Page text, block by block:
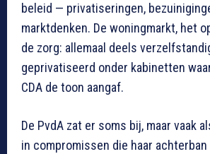
beleid — privatiseringen,
marktdenken. De woningmarkt, het
de zorg: allemaal deels
geprivatiseerd onder kabinetten
CDA de toon aangaf.
De PvdA zat er soms bij, maar vaak
in compromissen die haar